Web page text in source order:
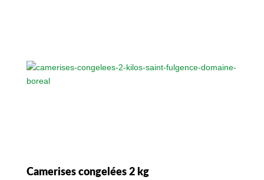
Camerises congelées 2 kg